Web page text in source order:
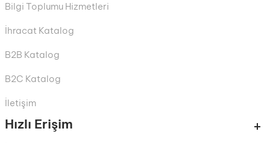
Bilgi Toplumu Hizmetleri
İhracat Katalog
B2B Katalog
B2C Katalog
İletişim
Hızlı Erişim